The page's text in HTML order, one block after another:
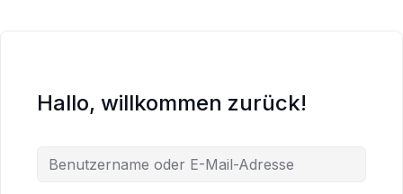
Hallo, willkommen zurück!